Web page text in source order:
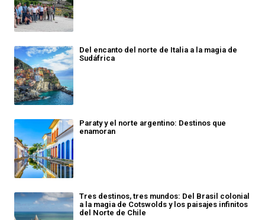
Del encanto del norte de Italia a la magia de
Sudáfrica
Paraty y el norte argentino: Destinos que
enamoran
Tres destinos, tres mundos: Del Brasil colonial
a la magia de Cotswolds y los paisajes infinitos
del Norte de Chile